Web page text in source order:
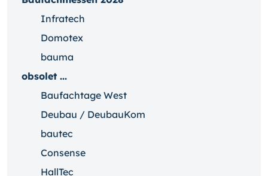
Infratech
Domotex
bauma
obsolet ...
Baufachtage West
Deubau / DeubauKom
bautec
Consense
HallTec